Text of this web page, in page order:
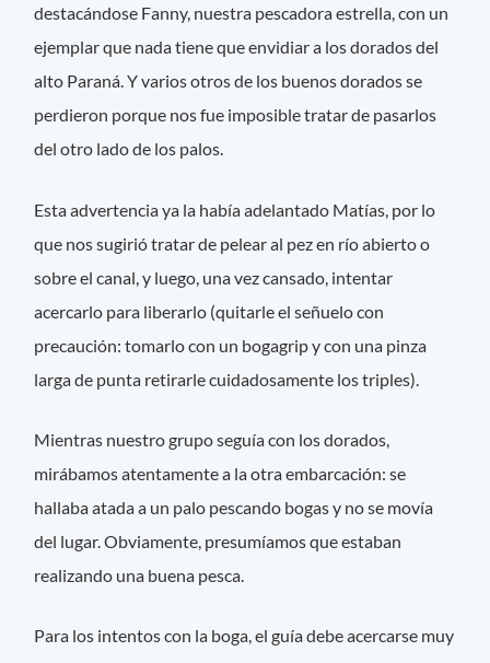
destacándose Fanny, nuestra pescadora estrella, con un
ejemplar que nada tiene que envidiar a los dorados del
alto Paraná. Y varios otros de los buenos dorados se
perdieron porque nos fue imposible tratar de pasarlos
del otro lado de los palos.
Esta advertencia ya la había adelantado Matías, por lo
que nos sugirió tratar de pelear al pez en río abierto o
sobre el canal, y luego, una vez cansado, intentar
acercarlo para liberarlo (quitarle el señuelo con
precaución: tomarlo con un bogagrip y con una pinza
larga de punta retirarle cuidadosamente los triples).
Mientras nuestro grupo seguía con los dorados,
mirábamos atentamente a la otra embarcación: se
hallaba atada a un palo pescando bogas y no se movía
del lugar. Obviamente, presumíamos que estaban
realizando una buena pesca.
Para los intentos con la boga, el guía debe acercarse muy